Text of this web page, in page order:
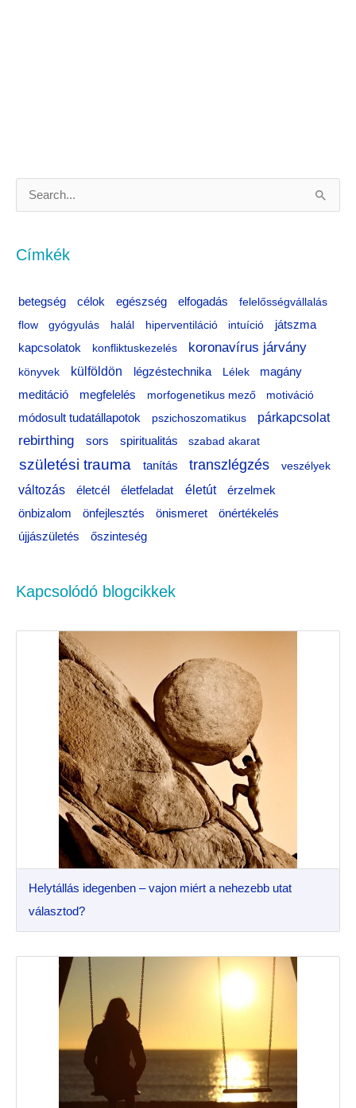
Címkék
betegség célok egészség elfogadás
felelősségvállalás
flow
gyógyulás halál hiperventiláció intuíció
játszma
kapcsolatok
konfliktuskezelés koronavírus járvány
könyvek külföldön légzéstechnika Lélek magány
meditáció megfelelés morfogenetikus mező motiváció
módosult tudatállapotok pszichoszomatikus párkapcsolat
rebirthing sors spiritualitás szabad akarat
születési trauma tanítás transzlégzés veszélyek
változás életcél életfeladat életút
érzelmek
önbizalom
önfejlesztés önismeret
önértékelés
újjászületés
őszinteség
Kapcsolódó blogcikkek
Helytállás idegenben – vajon miért a nehezebb utat
választod?